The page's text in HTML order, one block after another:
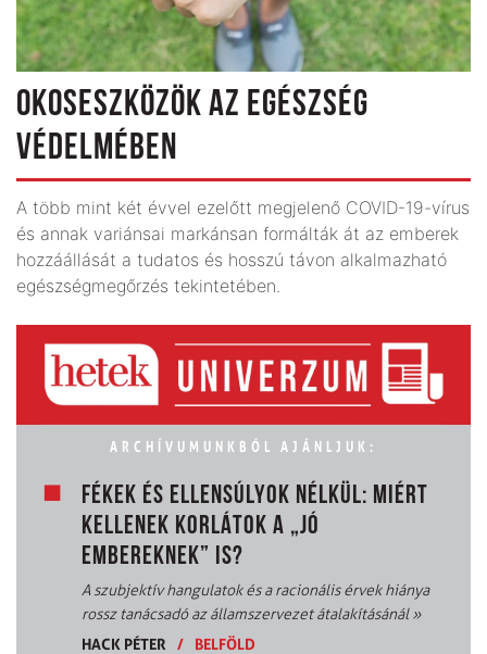
OKOSESZKÖZÖK AZ EGÉSZSÉG
VÉDELMÉBEN
A több mint két évvel ezelőtt megjelenő COVID-19-vírus
és annak variánsai markánsan formálták át az emberek
hozzáállását a tudatos és hosszú távon alkalmazható
egészségmegőrzés tekintetében.
ARCHÍVUMUNKBÓL AJÁNLJUK:
FÉKEK ÉS ELLENSÚLYOK NÉLKÜL: MIÉRT
KELLENEK KORLÁTOK A „JÓ
EMBEREKNEK” IS?
A szubjektív hangulatok és a racionális érvek hiánya
rossz tanácsadó az államszervezet átalakításánál»
HACK PÉTER
/ BELFÖLD